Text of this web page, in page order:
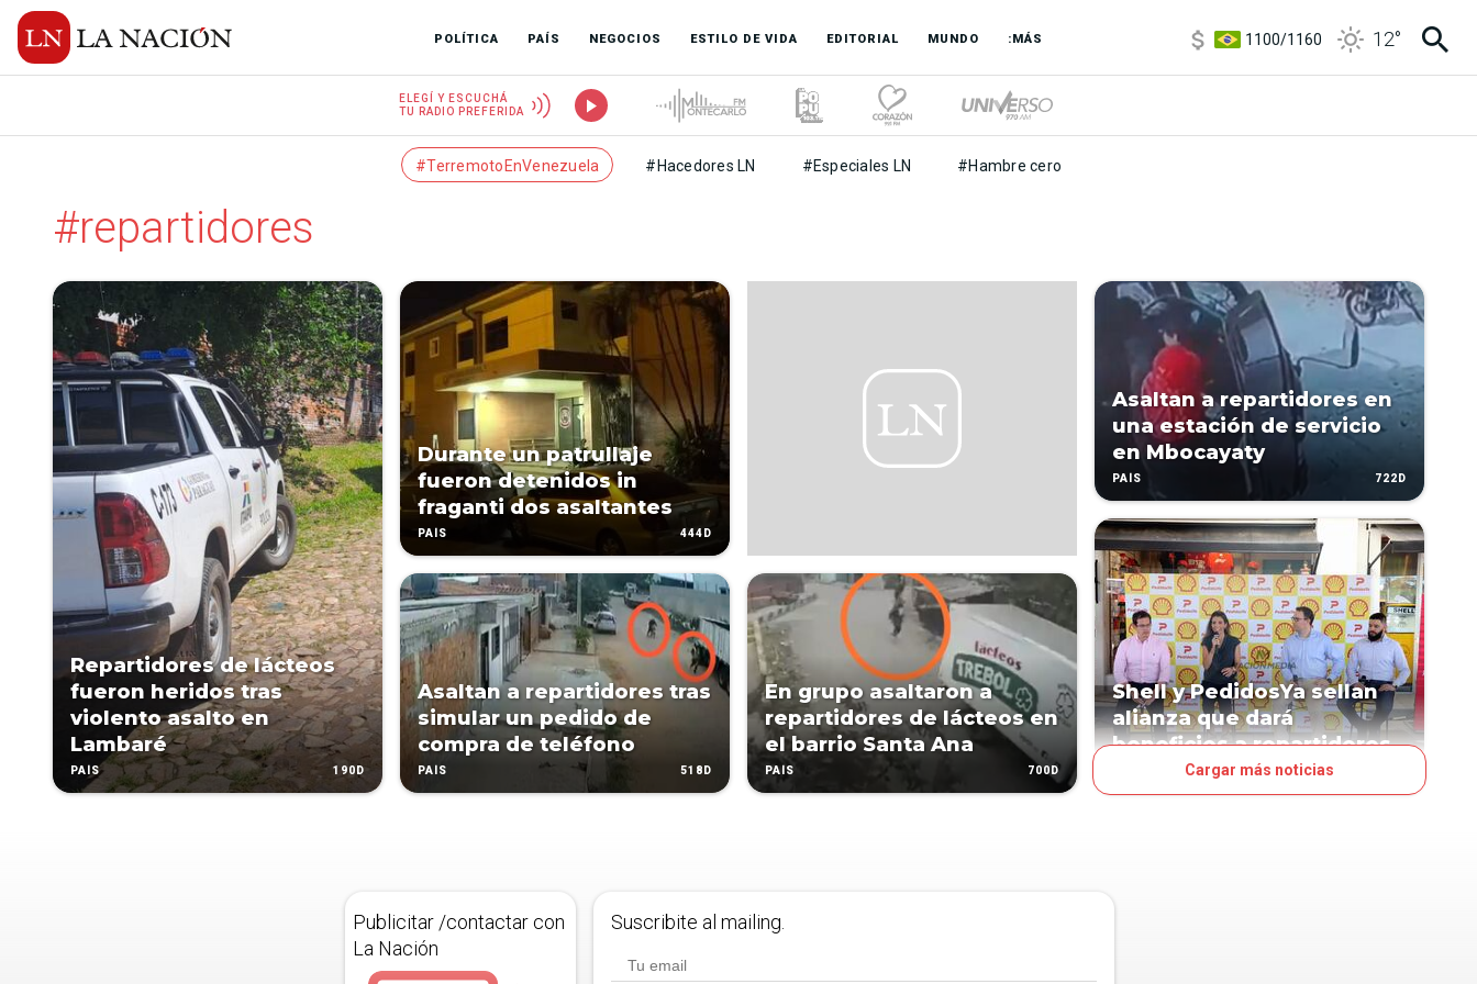
POLÍTICA PAÍS NEGOCIOS ESTILO DE VIDA EDITORIAL MUNDO :MÁS
1100/1160
12°
ELEGÍ Y ESCUCHÁ
TU RADIO PREFERIDA
#TerremotoEnVenezuela #Hacedores LN #Especiales LN #Hambre cero
#repartidores
Repartidores de lácteos
fueron heridos tras
violento asalto en
Lambaré
PAÍS 190D
Durante un patrullaje
fueron detenidos in
fraganti dos asaltantes
PAÍS 444D
Asaltan a repartidores tras
simular un pedido de
compra de teléfono
PAÍS 518D
En grupo asaltaron a
repartidores de lácteos en
el barrio Santa Ana
PAÍS 700D
Asaltan a repartidores en
una estación de servicio
en Mbocayaty
PAÍS 722D
Shell y PedidosYa sellan
alianza que dará
beneficios a repartidores
Cargar más noticias
Publicitar /contactar con
La Nación
Suscribite al mailing.